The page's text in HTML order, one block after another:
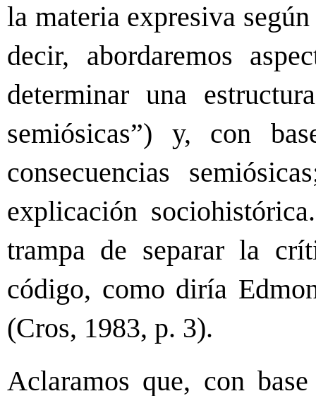
la materia expresiva
decir, abordaremos
determinar una
semiósicas”) y, con
consecuencias
explicación
trampa de separar la
código, como diría
(Cros, 1983, p. 3).
Aclaramos que, con